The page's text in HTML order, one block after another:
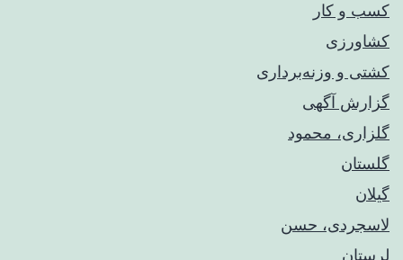
کسب و کار
کشاورزی
کشتی و وزنه‌برداری
گزارش آگهی
گلزاری، محمود
گلستان
گیلان
لاسجردی، حسن
لرستان